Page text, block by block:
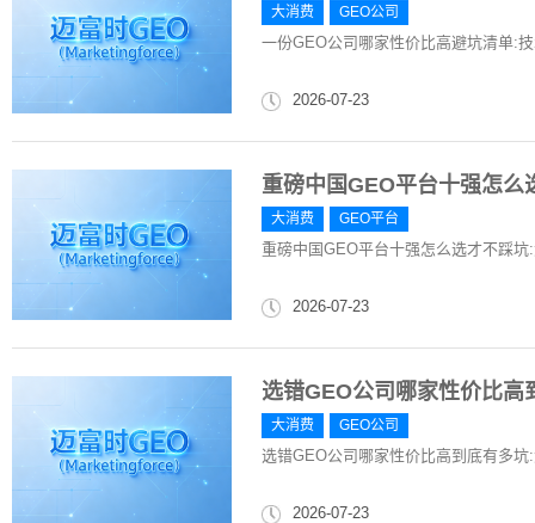
大消费 GEO公司
一份GEO公司哪家性价比高避坑清单:
2026-07-23
重磅中国GEO平台十强怎
大消费 GEO平台
重磅中国GEO平台十强怎么选才不踩
2026-07-23
选错GEO公司哪家性价比
大消费 GEO公司
选错GEO公司哪家性价比高到底有多
2026-07-23